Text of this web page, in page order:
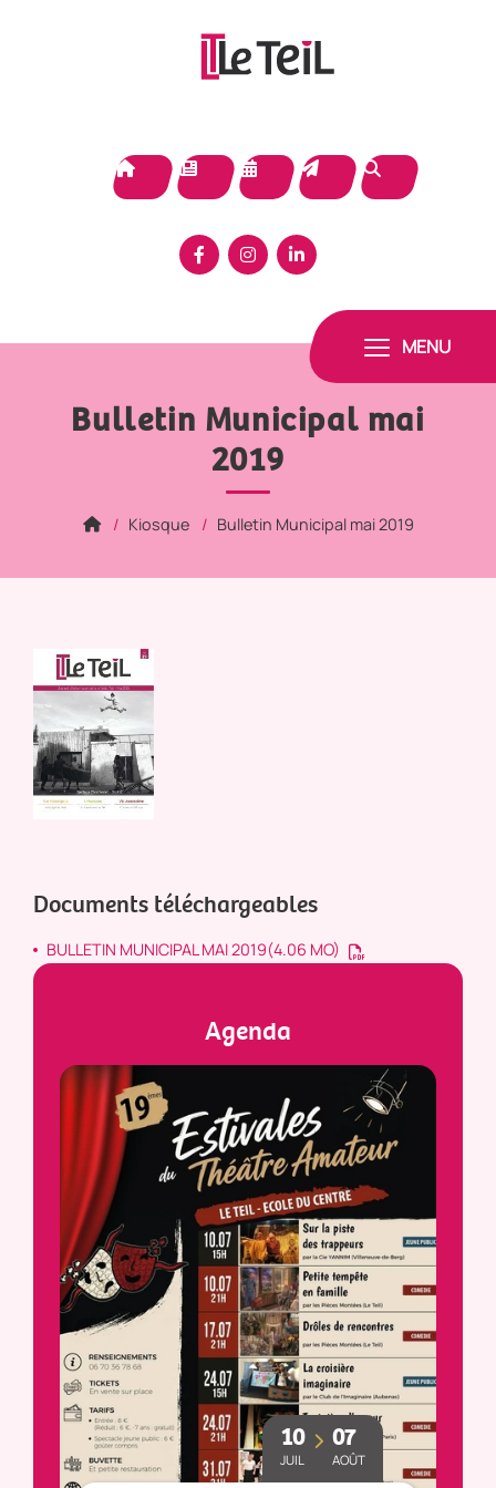
MENU
Bulletin Municipal mai
2019
Kiosque Bulletin Municipal mai 2019
Documents téléchargeables
BULLETIN MUNICIPAL MAI 2019(4.06 MO)
Agenda
10
JUIL
07
AOÛT